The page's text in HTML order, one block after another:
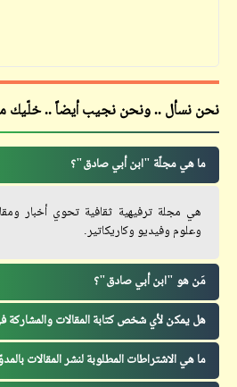
نحن نسأل .. ونحن نجيب أيضاً .. خلّيك
ما هي مجلّة "ابن أبي صادق"؟
هي مجلة ترفيهية ثقافية تحوي أخبار
وعلوم وفيديو وكاريكاتير.
مَن هو "ابن أبي صادق"؟
هل يمكن لأي شخص كتابة المقالات والمشاركة
ما هي الاشتراطات المطلوبة لنشر المقالات